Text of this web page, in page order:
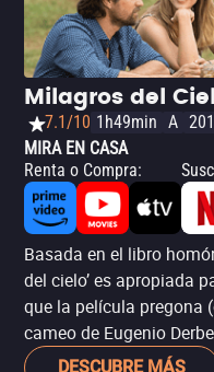
Milagros del
7.1/10 1h49min A
MIRA EN CASA
Renta o Compra:
Basada en el libro
del cielo’ es apropiada
que la película pregona
cameo de Eugenio
DESCUBRE MÁS